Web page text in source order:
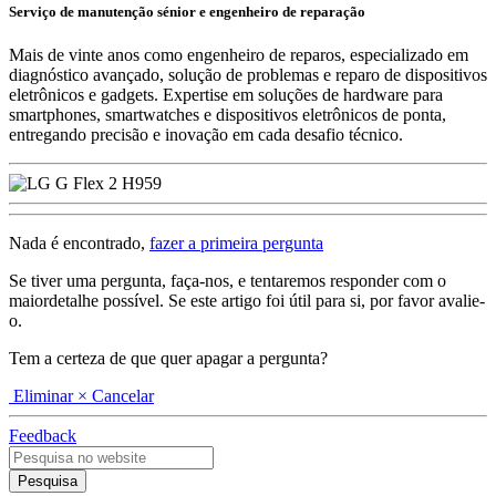
Serviço de manutenção sénior e engenheiro de reparação
Mais de vinte anos como engenheiro de reparos, especializado em
diagnóstico avançado, solução de problemas e reparo de dispositivos
eletrônicos e gadgets. Expertise em soluções de hardware para
smartphones, smartwatches e dispositivos eletrônicos de ponta,
entregando precisão e inovação em cada desafio técnico.
Nada é encontrado, fazer a primeira pergunta
Se tiver uma pergunta, faça-nos, e tentaremos responder com o
maiordetalhe possível. Se este artigo foi útil para si, por favor avalie-
o.
Tem a certeza de que quer apagar a pergunta?
Eliminar × Cancelar
Feedback